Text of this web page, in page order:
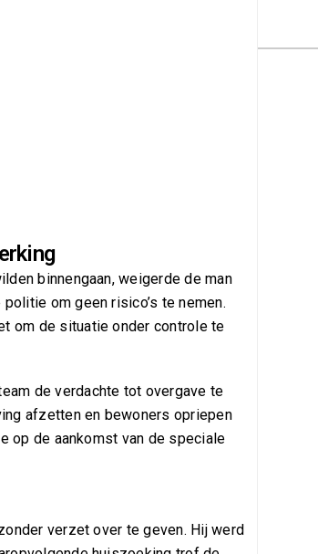
binnengaan, weigerde de man
om geen risico’s te nemen.
om de situatie onder controle te
de verdachte tot overgave te
afzetten en bewoners opriepen
op de aankomst van de speciale
verzet over te geven. Hij werd